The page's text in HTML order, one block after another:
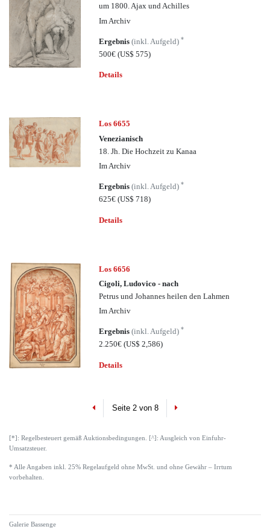
um 1800. Ajax und Achilles
Im Archiv
Ergebnis(inkl. Aufgeld)*
500€(US$ 575)
Details
Los 6655
Venezianisch
18. Jh. Die Hochzeit zu Kanaa
Im Archiv
Ergebnis(inkl. Aufgeld)*
625€(US$ 718)
Details
Los 6656
Cigoli, Ludovico - nach
Petrus und Johannes heilen den Lahmen
Im Archiv
Ergebnis(inkl. Aufgeld)*
2.250€(US$ 2,586)
Details
PreviousSeite 2 von 8 Next
[*]: Regelbesteuert gemäß Auktionsbedingungen. [^]: Ausgleich von Einfuhr-
Umsatzsteuer.
* Alle Angaben inkl. 25% Regelaufgeld ohne MwSt. und ohne Gewähr – Irrtum
vorbehalten.
Galerie Bassenge